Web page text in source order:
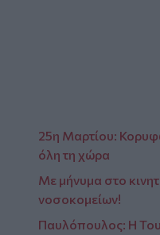
25η Μαρτίου:
όλη τη χώρα
Με μήνυμα στο
νοσοκομείων!
Παυλόπουλος: Η